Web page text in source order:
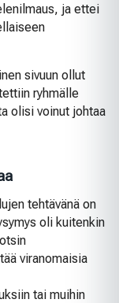
ja ettei
sivuun ollut
ryhmälle
olisi voinut johtaa
tehtävänä on
oli kuitenkin
viranomaisia
tai muihin